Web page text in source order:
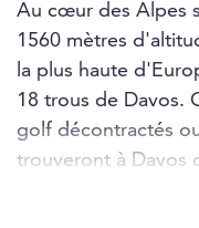
Au cœur des Alpes
1560 mètres
la plus haute
18 trous de Davos.
golf décontractés
trouveront à Davos
une vue